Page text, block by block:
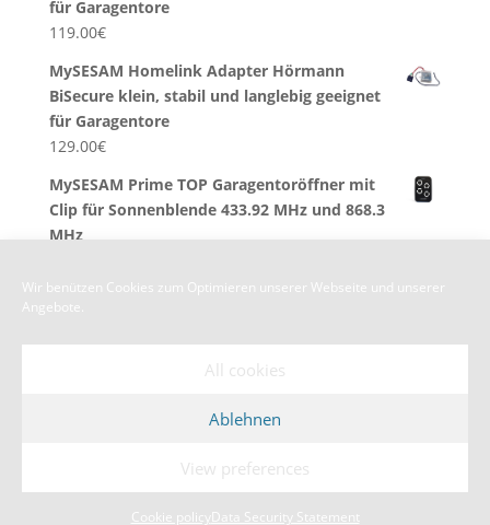
Wir benützen Cookies zum Optimieren unserer Webseite und unserer
Angebote.
All cookies
Ablehnen
View preferences
Cookie policy Data Security Statement
für Garagentore
119.00€
MySESAM Homelink Adapter Hörmann
BiSecure klein, stabil und langlebig geeignet
für Garagentore
129.00€
MySESAM Prime TOP Garagentoröffner mit
Clip für Sonnenblende 433.92 MHz und 868.3
MHz
Terms & Conditions
Impressum
Designed byElegant Themes| Powered by
WordPress